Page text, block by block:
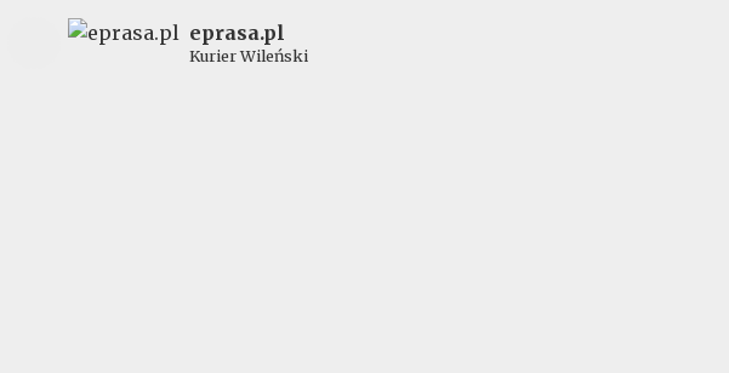
eprasa.pl
Kurier Wileński